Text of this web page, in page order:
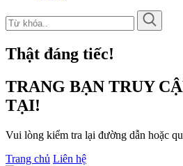
Thật đáng tiếc!
TRANG BẠN TRUY
TẠI!
Vui lòng kiểm tra lại đường dẫn hoặc
Trang chủ Liên hệ